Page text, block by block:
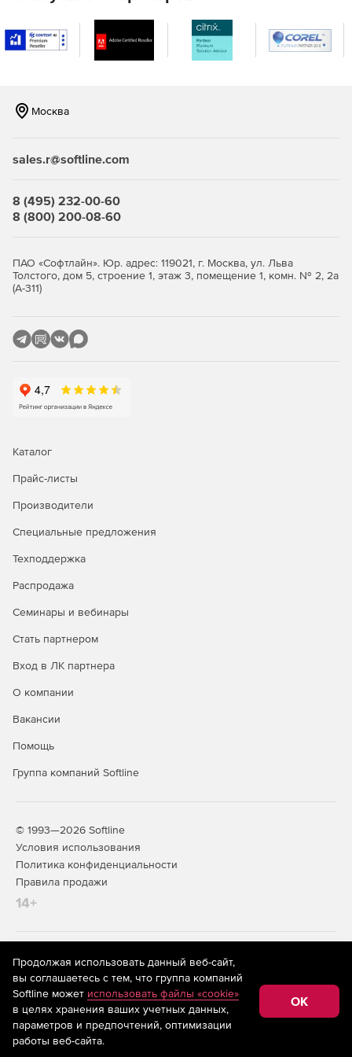
разными операционными системами. Поддержка
мониторинга серверов Windows, Linux, Solaris, HP UX и
IBM AIX.
SQL.
Мониторинг серверов на предмет нагрузки на
центральный процессор, память и жесткий диск,
сервисов, служб Windows, процессов,
файлов и папок.
Использование разнообразных инструментов
подключение к серверам и браузеру.
автоматизации бизнес-процессов.
Автоматизация исправления неполадок; запуск
Интеграция со службой HelpDesk для
тенденций производительности, использования и
пропускной способности сети.
Отправка отчетов по электронной почте, сохранение
Москва
sales.r@softline.com
8 (495) 232-00-60
8 (800) 200-08-60
ПАО «Софтлайн». Юр. адрес: 119021, г. Москва, ул. Льва
Толстого, дом 5, строение 1, этаж 3, помещение 1, комн. № 2, 2а
(А-311)
Каталог
Прайс-листы
Производители
Специальные предложения
Техподдержка
Распродажа
Семинары и вебинары
Стать партнером
Вход в ЛК партнера
О компании
Вакансии
Помощь
Группа компаний Softline
© 1993—2026 Softline
Условия использования
Политика конфиденциальности
Правила продажи
14+
На информационном ресурсе store.softline.ru применяются
рекомендательные технологии
(информационные технологии
предоставления информации на основе сбора,
систематизации и анализа сведений, относящихся к
предпочтениям пользователей сети «Интернет»,
находящихся на территории Российской Федерации)
Продолжая использовать данный веб-сайт,
вы соглашаетесь с тем, что группа компаний
Softline может использовать файлы «cookie»
в целях хранения ваших учетных данных,
параметров и предпочтений, оптимизации
работы веб-сайта.
OK